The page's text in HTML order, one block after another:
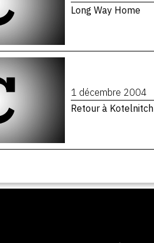
Long Way Home
1 décembre 2004
Retour à Kotelnitch